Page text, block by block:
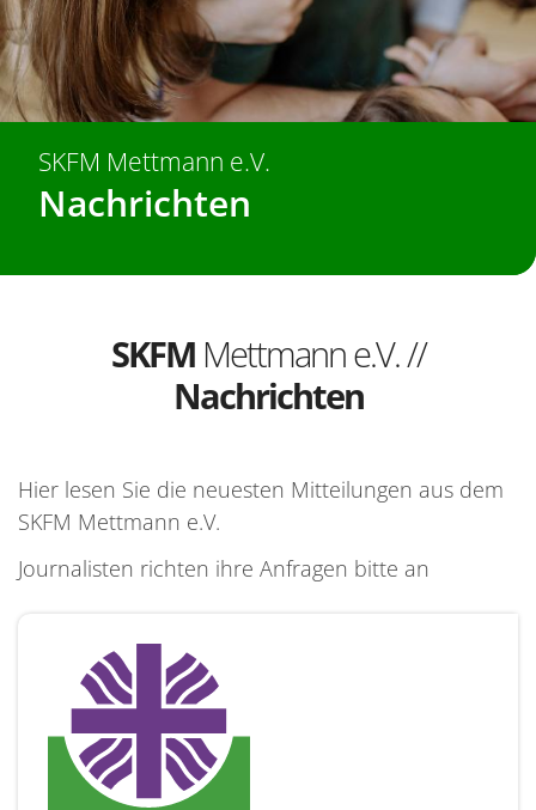
SKFM Mettmann e.V.
Nachrichten
SKFMMettmann e.V. //
Nachrichten
Hier lesen Sie die neuesten Mitteilungen aus dem
SKFM Mettmann e.V.
Journalisten richten ihre Anfragen bitte an